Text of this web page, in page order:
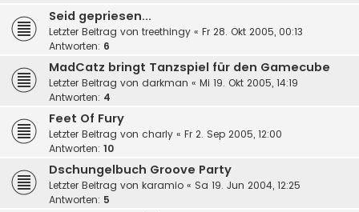
Seid gepriesen...
Letzter Beitrag von treethingy « Fr 28. Okt 2005, 00:13
Antworten: 6
MadCatz bringt Tanzspiel für den Gamecube
Letzter Beitrag von darkman « Mi 19. Okt 2005, 14:19
Antworten: 4
Feet Of Fury
Letzter Beitrag von charly « Fr 2. Sep 2005, 12:00
Antworten: 10
Dschungelbuch Groove Party
Letzter Beitrag von karamio « Sa 19. Jun 2004, 12:25
Antworten: 5